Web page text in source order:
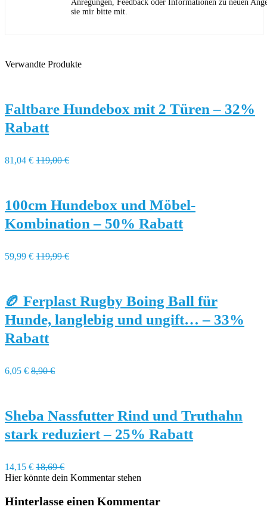
Anregungen, Feedback oder Informationen zu neuen
sie mir bitte mit.
Verwandte Produkte
Faltbare Hundebox mit 2 Türen – 32%
Rabatt
81,04 € 119,00 €
100cm Hundebox und Möbel-
Kombination – 50% Rabatt
59,99 € 119,99 €
🏉 Ferplast Rugby Boing Ball für
Hunde, langlebig und ungift… – 33%
Rabatt
6,05 € 8,90 €
Sheba Nassfutter Rind und Truthahn
stark reduziert – 25% Rabatt
14,15 € 18,69 €
Hier könnte dein Kommentar stehen
Hinterlasse einen Kommentar